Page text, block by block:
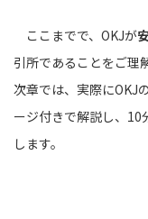
ここまでで、OKJが
引所であることをご理
次章では、実際にOKJ
ージ付きで解説し、10
します。